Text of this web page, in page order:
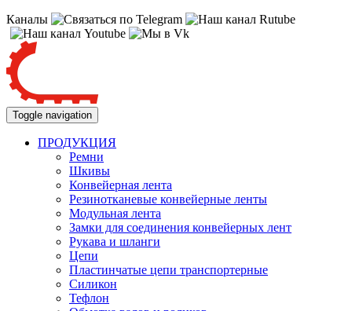
Каналы
Toggle navigation
ПРОДУКЦИЯ
Ремни
Шкивы
Конвейерная лента
Резинотканевые конвейерные ленты
Модульная лента
Замки для соединения конвейерных лент
Рукава и шланги
Цепи
Пластинчатые цепи транспортерные
Силикон
Тефлон